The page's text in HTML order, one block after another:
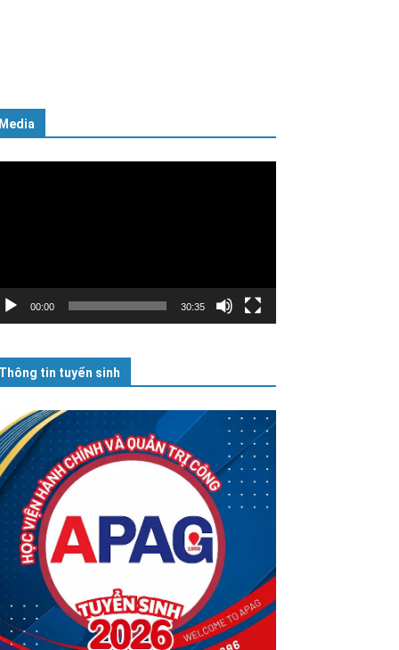
Media
00:00 30:35
Thông tin tuyển sinh